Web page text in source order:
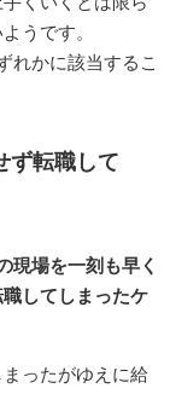
うです。
れかに該当するこ
ず転職して
現場を一刻も早く
してしまったケ
ったがゆえに給